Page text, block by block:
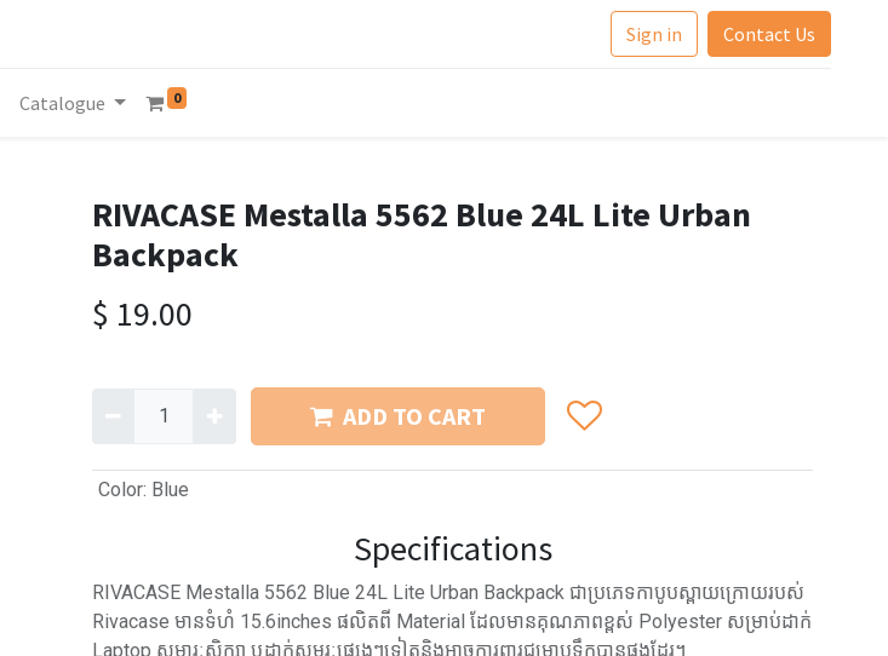
Sign in Contact Us
Catalogue 0
RIVACASE Mestalla 5562 Blue 24L Lite Urban
Backpack
$ 19.00
ADD TO CART
Color: Blue
Specifications
RIVACASE Mestalla 5562 Blue 24L Lite Urban Backpack ជាប្រភេទកាបូបស្ពាយក្រោយរបស់
Rivacase មានទំហំ 15.6inches ផលិតពី Material ដែលមានគុណភាពខ្ពស់ Polyester សម្រាប់ដាក់
Laptop សម្ភារៈសិក្សា ឬដាក់សម្ភរៈផ្សេងៗទៀតនិងអាចការពារជម្រាបទឹកបានផងដែរ។